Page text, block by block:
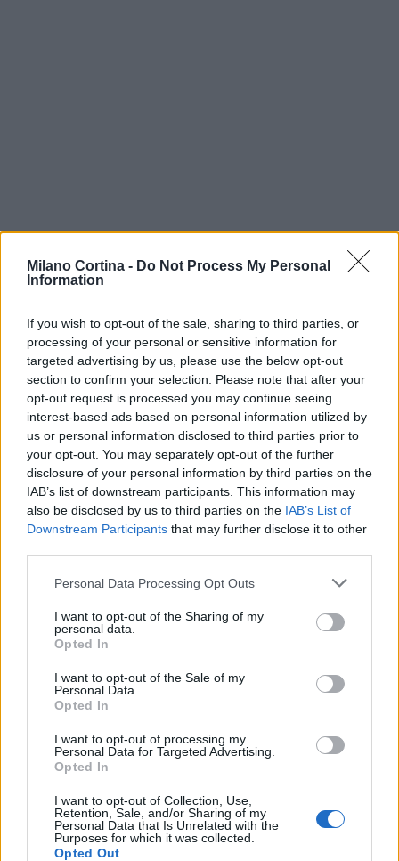
Milano Cortina - Do Not Process My Personal
Information
If you wish to opt-out of the sale, sharing to third parties, or
processing of your personal or sensitive information for
targeted advertising by us, please use the below opt-out
section to confirm your selection. Please note that after your
opt-out request is processed you may continue seeing
interest-based ads based on personal information utilized by
us or personal information disclosed to third parties prior to
your opt-out. You may separately opt-out of the further
disclosure of your personal information by third parties on the
IAB’s list of downstream participants. This information may
also be disclosed by us to third parties on the IAB’s List of
Downstream Participants that may further disclose it to other
Please note that this website/app uses one or more Google
not limited to your visit or usage behaviour. You may click to
grant or deny consent to Google and its third-party tags to
use your data for below specified purposes in below Google
consent section.
Personal Data Processing Opt Outs
I want to opt-out of the Sharing of my
personal data.
Opted In
I want to opt-out of the Sale of my
Personal Data.
Opted In
I want to opt-out of processing my
Personal Data for Targeted Advertising.
Opted In
I want to opt-out of Collection, Use,
Retention, Sale, and/or Sharing of my
Personal Data that Is Unrelated with the
Purposes for which it was collected.
Opted Out
Continua a leggere
SCI DI FONDO
biathlon in gara dal 5 al 8 agosto
Marco Tessari · 4 Ago 2026
SCI DI FONDO